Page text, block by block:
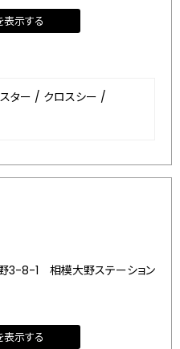
表示する
ター / クロスシー /
3-8-1 相模大野ステーション
表示する